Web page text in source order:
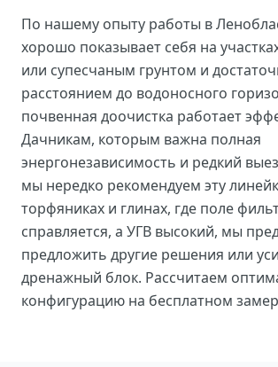
По нашему опыту работы в
хорошо показывает себя на
или супесчаным грунтом и
расстоянием до водоносного
почвенная доочистка работает
Дачникам, которым важна полная
энергонезависимость и редкий
мы нередко рекомендуем эту
торфяниках и глинах, где поле
справляется, а УГВ высокий, мы
предложить другие решения или
дренажный блок. Рассчитаем
конфигурацию на бесплатном